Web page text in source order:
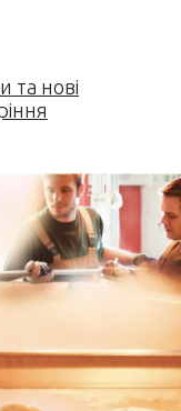
та нові